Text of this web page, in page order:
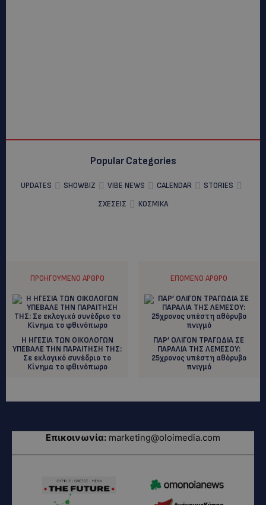
Popular Categories
UPDATES SHOWBIZ VIBE NEWS CALENDAR
STORIES
ΣΧΕΣΕΙΣ
ΚΟΣΜΙΚΑ
ΠΡΟΗΓΟΎΜΕΝΟ ΆΡΘΡΟ
Η ΗΓΕΣΙΑ ΤΩΝ ΟΙΚΟΛΟΓΩΝ
ΥΠΕΒΑΛΕ ΤΗΝ ΠΑΡΑΙΤΗΣΗ ΤΗΣ:
Σε εκλογικό συνέδριο το
Κίνημα το φθινόπωρο
ΕΠΌΜΕΝΟ ΆΡΘΡΟ
ΠΑΡ’ ΟΛΙΓΟΝ ΤΡΑΓΩΔΙΑ ΣΕ
ΠΑΡΑΛΙΑ ΤΗΣ ΛΕΜΕΣΟΥ:
25χρονος υπέστη αθόρυβο
πνιγμό
Επικοινωνία: marketing@oloimedia.com